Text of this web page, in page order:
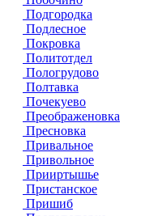
Подгородка
Подлесное
Покровка
Политотдел
Пологрудово
Полтавка
Почекуево
Преображеновка
Пресновка
Привальное
Привольное
Прииртышье
Пристанское
Пришиб